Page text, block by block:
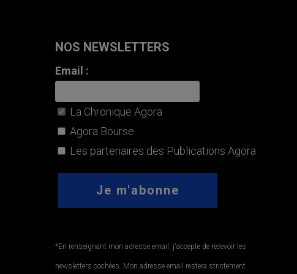
NOS NEWSLETTERS
Email :
La Chronique Agora
Agora Bourse
Les partenaires des Publications Agora
*En renseignant mon adresse email, j'accepte de recevoir les
newsletters cochées. Mon adresse email restera strictement